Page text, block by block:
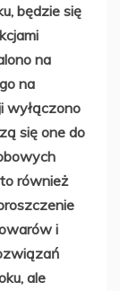
będzie się
na
na
wyłączono
się one do
również
i
ale